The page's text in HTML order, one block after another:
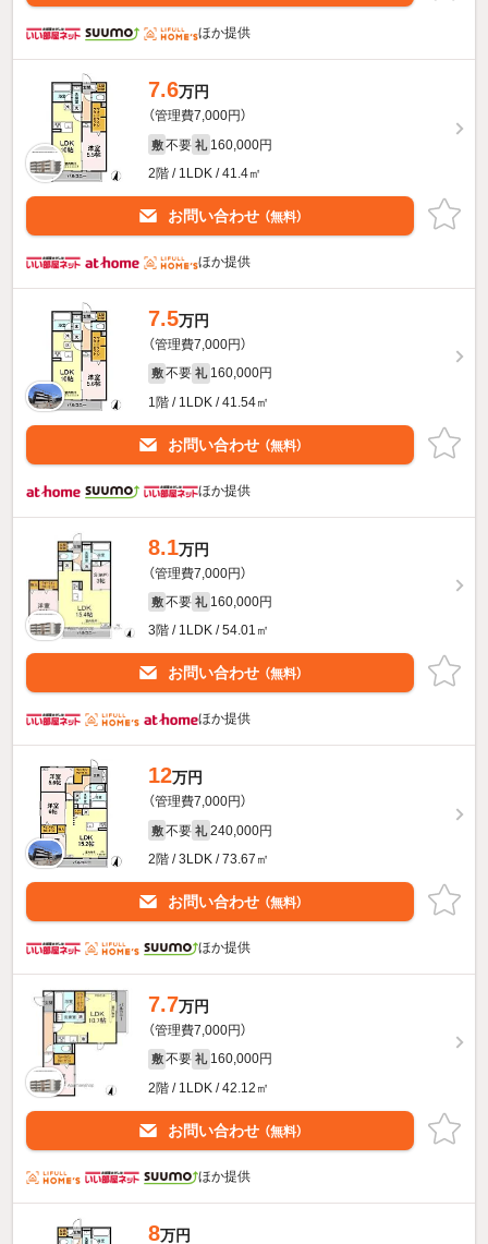
ほか提供
7.6万円
（管理費7,000円）
敷 不要 礼 160,000円
2階 / 1LDK / 41.4㎡
お問い合わせ （無料）
ほか提供
7.5万円
（管理費7,000円）
敷 不要 礼 160,000円
1階 / 1LDK / 41.54㎡
お問い合わせ （無料）
ほか提供
8.1万円
（管理費7,000円）
敷 不要 礼 160,000円
3階 / 1LDK / 54.01㎡
お問い合わせ （無料）
ほか提供
12万円
（管理費7,000円）
敷 不要 礼 240,000円
2階 / 3LDK / 73.67㎡
お問い合わせ （無料）
ほか提供
7.7万円
（管理費7,000円）
敷 不要 礼 160,000円
2階 / 1LDK / 42.12㎡
お問い合わせ （無料）
ほか提供
8万円